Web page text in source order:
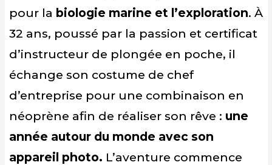
pour la biologie marine et l’exploration. À
32 ans, poussé par la passion et certificat
d’instructeur de plongée en poche, il
échange son costume de chef
d’entreprise pour une combinaison en
néoprène afin de réaliser son rêve : une
année autour du monde avec son
appareil photo. L’aventure commence